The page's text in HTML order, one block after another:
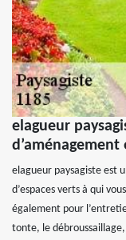
elagueur
elagueur paysagiste est
d’espaces verts à qui
également pour
tonte, le